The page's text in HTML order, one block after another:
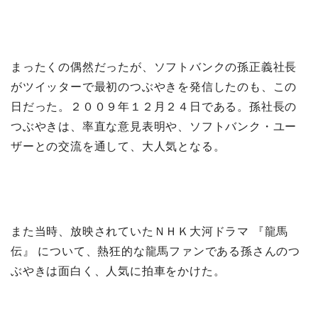
まったくの偶然だったが、ソフトバンクの孫正義社長
がツイッターで最初のつぶやきを発信したのも、この
日だった。２００９年１２月２４日である。孫社長の
つぶやきは、率直な意見表明や、ソフトバンク・ユー
ザーとの交流を通して、大人気となる。
また当時、放映されていたＮＨＫ大河ドラマ 『龍馬
伝』 について、熱狂的な龍馬ファンである孫さんのつ
ぶやきは面白く、人気に拍車をかけた。